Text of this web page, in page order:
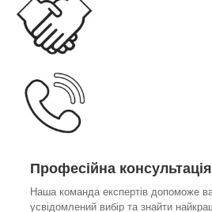
Професійна
Наша команда експертів допоможе
усвідомлений вибір та знайти